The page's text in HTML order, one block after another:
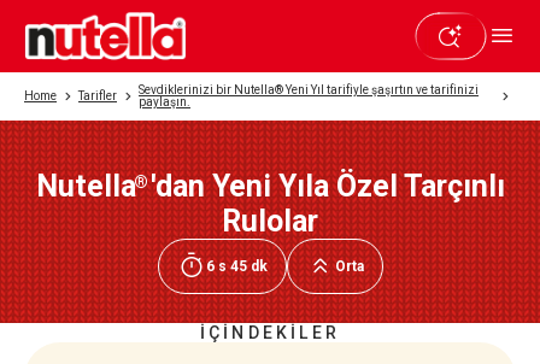
Home Tarifler
Sevdiklerinizi bir Nutella® Yeni Yıl tarifiyle şaşırtın ve tarifinizi
paylaşın.
Nutella®'dan Yeni Yıla Özel Tarçınlı
Rulolar
6 s 45 dk Orta
Beğendiyseniz paylaşın
İÇİNDEKİLER